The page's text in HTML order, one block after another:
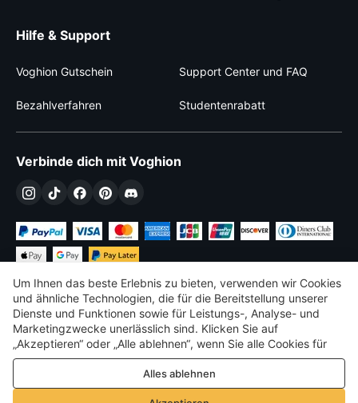
Hilfe & Support
Voghion Gutschein Support Center und FAQ
Bezahlverfahren Studentenrabatt
Verbinde dich mit Voghion
€ EUR Germany
©2026 Voghion
Terms & amp; Bedingungen
Datenschutz- und Cookie-Richtlinie
Um Ihnen das beste Erlebnis zu bieten, verwenden wir Cookies
und ähnliche Technologien, die für die Bereitstellung unserer
Dienste und Funktionen sowie für Leistungs-, Analyse- und
Marketingzwecke unerlässlich sind. Klicken Sie auf
„Akzeptieren“ oder „Alle ablehnen“, wenn Sie alle Cookies für
Leistungs-, Analyse- und Marketingzwecke zulassen oder
ablehnen möchten. Weitere Informationen finden Sie in unserer
Datenschutz- und Cookie-Richtlinie
Alles ablehnen